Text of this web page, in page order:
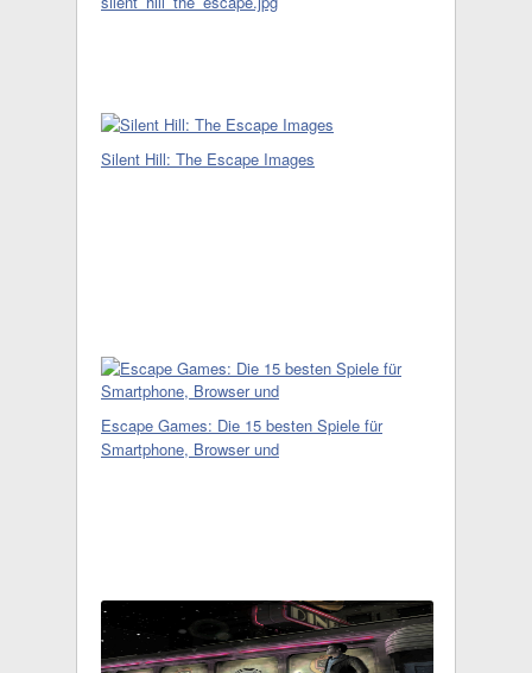
Silent Hill: The Escape Images
Escape Games: Die 15 besten Spiele für
Smartphone, Browser und